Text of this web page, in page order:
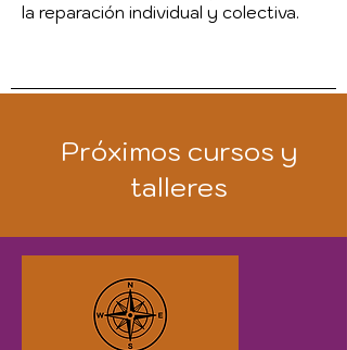
la reparación individual y colectiva.
Próximos cursos y
talleres